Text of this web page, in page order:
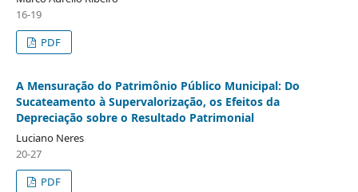
16-19
PDF
A Mensuração do Patrimônio Público Municipal: Do
Sucateamento à Supervalorização, os Efeitos da
Depreciação sobre o Resultado Patrimonial
Luciano Neres
20-27
PDF